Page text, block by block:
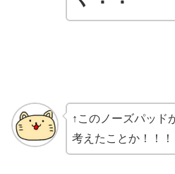
↑このノーズパッド
考えたことか！！！